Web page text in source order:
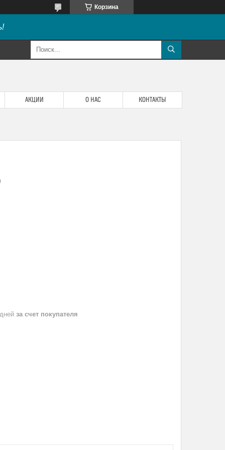
Корзина
АКЦИИ О НАС КОНТАКТЫ
за счет покупателя